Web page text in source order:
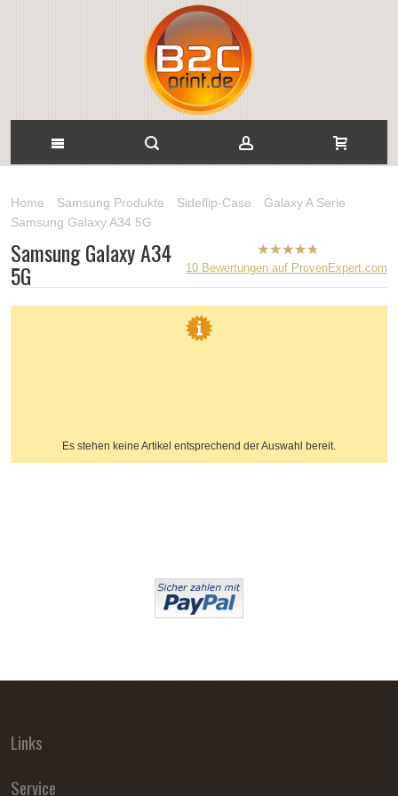
Home Samsung Produkte Sideflip-Case
Galaxy A Serie
Samsung Galaxy A34 5G
B2CPrint
Sternen |
10 Bewertungen auf ProvenExpert.com
Samsung Galaxy A34
5G
Es stehen keine Artikel entsprechend der Auswahl bereit.
Links
Service